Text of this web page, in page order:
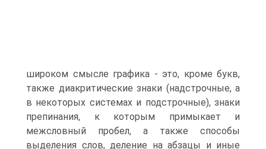
широком смысле графика - это, кроме букв,
также диакритические знаки (надстрочные, а
в некоторых системах и подстрочные), знаки
препинания, к которым примыкает и
межсловный пробел, а также способы
выделения слов, деление на абзацы и иные